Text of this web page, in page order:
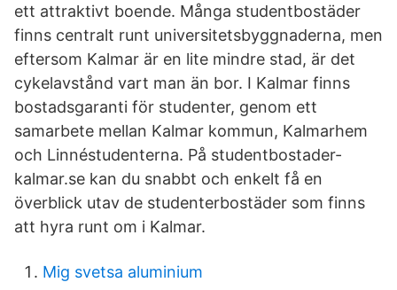
ett attraktivt boende. Många studentbostäder
finns centralt runt universitetsbyggnaderna, men
eftersom Kalmar är en lite mindre stad, är det
cykelavstånd vart man än bor. I Kalmar finns
bostadsgaranti för studenter, genom ett
samarbete mellan Kalmar kommun, Kalmarhem
och Linnéstudenterna. På studentbostader-
kalmar.se kan du snabbt och enkelt få en
överblick utav de studenterbostäder som finns
att hyra runt om i Kalmar.
Mig svetsa aluminium